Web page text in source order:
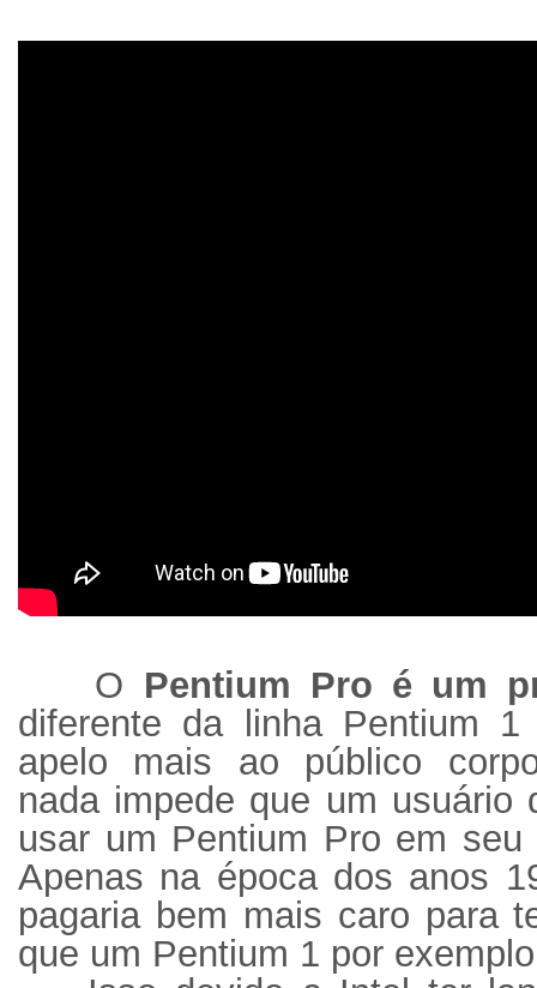
O Pentium Pro é um
diferente da linha Pentium
apelo mais ao público
nada impede que um usuário
usar um Pentium Pro em
Apenas na época dos anos
pagaria bem mais caro para
que um Pentium 1 por